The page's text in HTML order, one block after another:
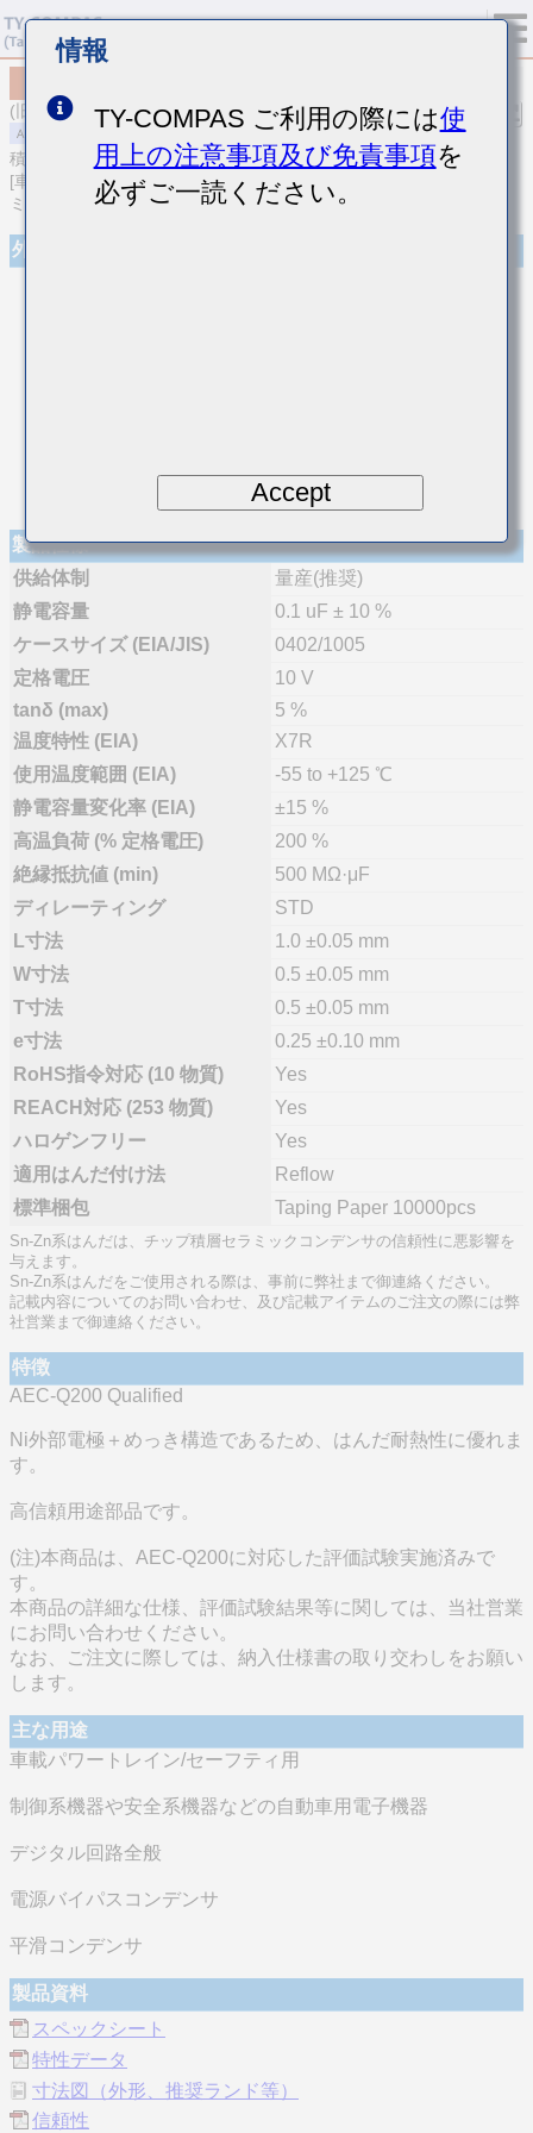
(旧品番 LMF105B7104KVHF)
積層セラミックコンデンサ
[車載パワートレイン/セーフティ用 (AEC-Q200 Qualified) 積層セラ
ミックコンデンサ（高誘電率系）]
外観
製品仕様
供給体制
量産(推奨)
静電容量
0.1 uF ± 10 %
ケースサイズ (EIA/JIS)
0402/1005
定格電圧
10 V
tanδ (max)
5 %
温度特性 (EIA)
X7R
使用温度範囲 (EIA)
-55 to +125 ℃
静電容量変化率 (EIA)
±15 %
高温負荷 (% 定格電圧)
200 %
絶縁抵抗値 (min)
500 MΩ·μF
ディレーティング
STD
L寸法
1.0 ±0.05 mm
W寸法
0.5 ±0.05 mm
T寸法
0.5 ±0.05 mm
e寸法
0.25 ±0.10 mm
RoHS指令対応 (10 物質)
Yes
REACH対応 (253 物質)
Yes
ハロゲンフリー
Yes
適用はんだ付け法
Reflow
標準梱包
Taping Paper 10000pcs
Sn-Zn系はんだは、チップ積層セラミックコンデンサの信頼性に悪影響を
与えます。
Sn-Zn系はんだをご使用される際は、事前に弊社まで御連絡ください。
記載内容についてのお問い合わせ、及び記載アイテムのご注文の際には弊
社営業まで御連絡ください。
特徴
AEC-Q200 Qualified
Ni外部電極＋めっき構造であるため、はんだ耐熱性に優れま
す。
高信頼用途部品です。
(注)本商品は、AEC-Q200に対応した評価試験実施済みで
す。
本商品の詳細な仕様、評価試験結果等に関しては、当社営業
にお問い合わせください。
なお、ご注文に際しては、納入仕様書の取り交わしをお願い
します。
主な用途
車載パワートレイン/セーフティ用
制御系機器や安全系機器などの自動車用電子機器
デジタル回路全般
電源バイパスコンデンサ
平滑コンデンサ
製品資料
スペックシート
特性データ
寸法図（外形、推奨ランド等）
信頼性
情報
TY-COMPAS ご利用の際には使
用上の注意事項及び免責事項を
必ずご一読ください。
Accept